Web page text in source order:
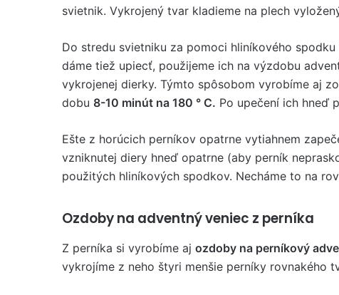
svietnik. Vykrojený tvar kladieme na plech
Do stredu svietniku za pomoci hliníkového
dáme tiež upiecť, použijeme ich na výzdobu
vykrojenej dierky. Týmto spôsobom vyrobíme aj
dobu 8-10 minút na 180 ° C. Po upečení ich hneď
Ešte z horúcich perníkov opatrne vytiahnem
vzniknutej diery hneď opatrne (aby perník
použitých hliníkových spodkov. Necháme to na
Ozdoby na adventný veniec z perníka
Z perníka si vyrobíme aj ozdoby na perníkový
vykrojíme z neho štyri menšie perníky rovnakého